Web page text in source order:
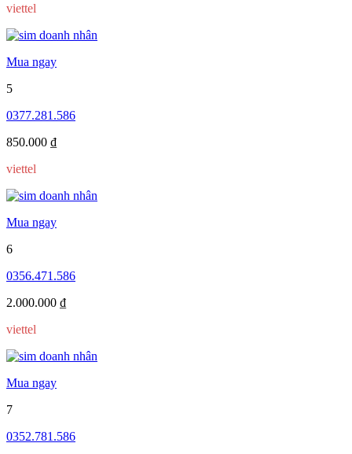
viettel
Mua ngay
5
0377.281.586
850.000 ₫
viettel
Mua ngay
6
0356.471.586
2.000.000 ₫
viettel
Mua ngay
7
0352.781.586